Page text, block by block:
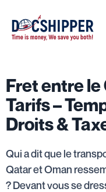
Fret entre le
Tarifs –
Droits &
Qui a dit que le
Qatar et Oman
? Devant vous se